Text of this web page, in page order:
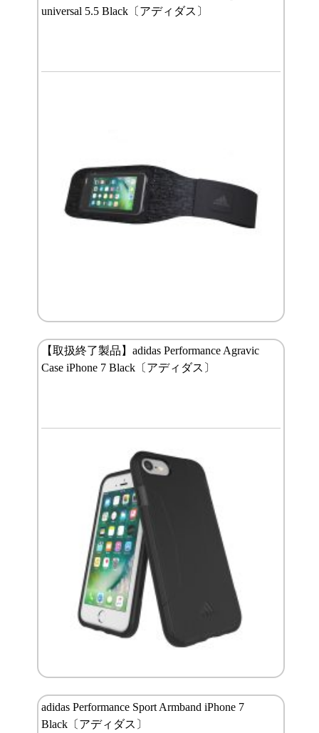
universal 5.5 Black〔アディダス〕
【取扱終了製品】adidas Performance Agravic
Case iPhone 7 Black〔アディダス〕
adidas Performance Sport Armband iPhone 7
Black〔アディダス〕